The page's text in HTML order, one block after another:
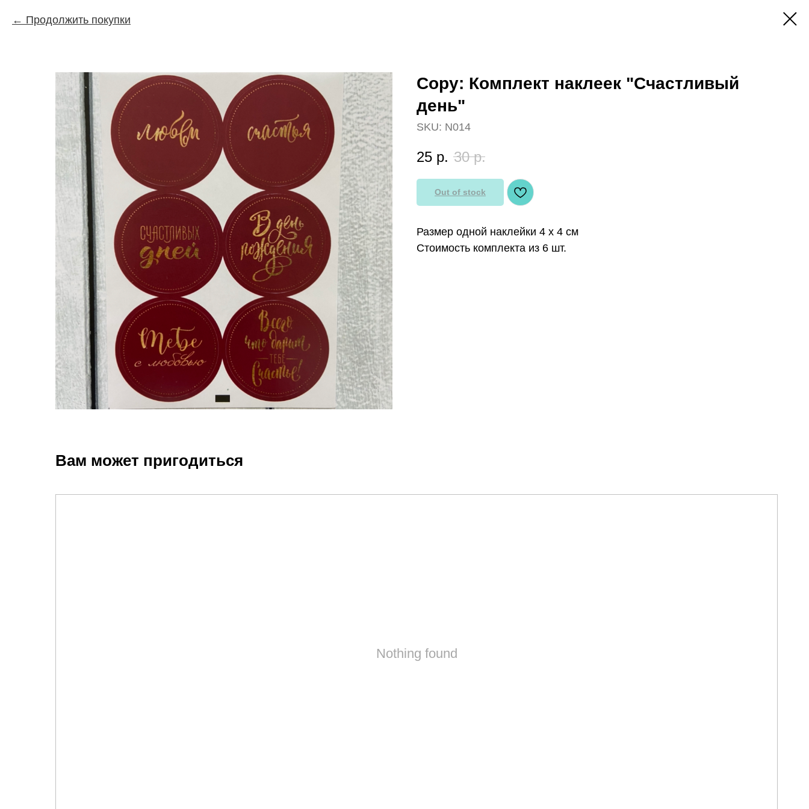
Продолжить покупки
Copy: Комплект наклеек "Счастливый
день"
SKU: N014
25 р. 30 р.
Out of stock
Размер одной наклейки 4 х 4 см
Стоимость комплекта из 6 шт.
Вам может пригодиться
Nothing found